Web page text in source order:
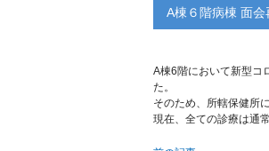
A棟６階病棟 面会
A棟6階において新型コ
た。
そのため、所轄保健所
現在、全ての診療は通